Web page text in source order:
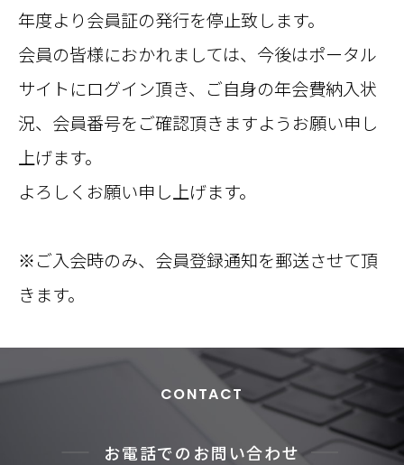
年度より会員証の発行を停止致します。
会員の皆様におかれましては、今後はポータル
サイトにログイン頂き、ご自身の年会費納入状
況、会員番号をご確認頂きますようお願い申し
上げます。
よろしくお願い申し上げます。
※ご入会時のみ、会員登録通知を郵送させて頂
きます。
CONTACT
お電話でのお問い合わせ